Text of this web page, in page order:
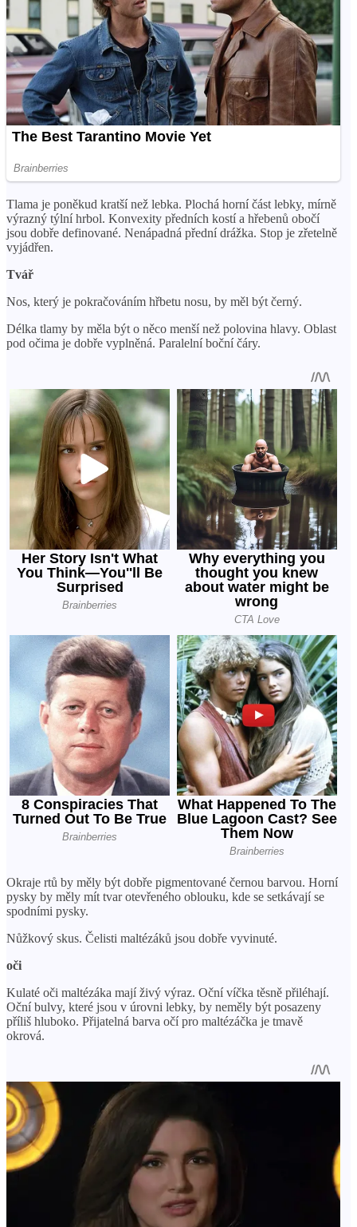
Tlama je poněkud kratší než lebka. Plochá horní část lebky, mírně
výrazný týlní hrbol. Konvexity předních kostí a hřebenů obočí
jsou dobře definované. Nenápadná přední drážka. Stop je zřetelně
vyjádřen.
Tvář
Nos, který je pokračováním hřbetu nosu, by měl být černý.
Délka tlamy by měla být o něco menší než polovina hlavy. Oblast
pod očima je dobře vyplněná. Paralelní boční čáry.
Okraje rtů by měly být dobře pigmentované černou barvou. Horní
pysky by měly mít tvar otevřeného oblouku, kde se setkávají se
spodními pysky.
Nůžkový skus. Čelisti maltézáků jsou dobře vyvinuté.
oči
Kulaté oči maltézáka mají živý výraz. Oční víčka těsně přiléhají.
Oční bulvy, které jsou v úrovni lebky, by neměly být posazeny
příliš hluboko. Přijatelná barva očí pro maltézáčka je tmavě
okrová.